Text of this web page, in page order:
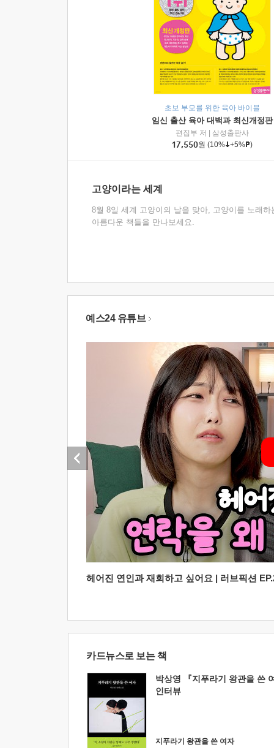
초보 부모를 위한 육아 바이블
임신 출산 육아 대백과 최신개정판
편집부 저
삼성출판사
17,550원 (10% +5% )
고양이라는 세계
8월 8일 세계 고양이의 날을 맞아, 고양이를 노래하
아름다운 책들을 만나보세요.
예스24 유튜브
헤어진 연인과 재회하고 싶어요 | 러브픽션
카드뉴스로 보는 책
박상영 『지푸라기 왕관을 쓴
인터뷰
지푸라기 왕관을 쓴 여자